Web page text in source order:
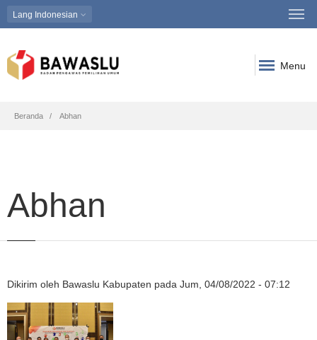
Lang Indonesian
Menu
Breadcrumb
Beranda Abhan
Abhan
Dikirim oleh Bawaslu Kabupaten pada Jum, 04/08/2022 - 07:12